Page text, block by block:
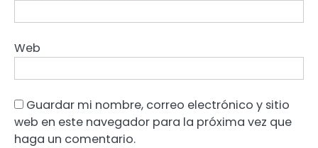
Web
Guardar mi nombre, correo electrónico y sitio
web en este navegador para la próxima vez que
haga un comentario.